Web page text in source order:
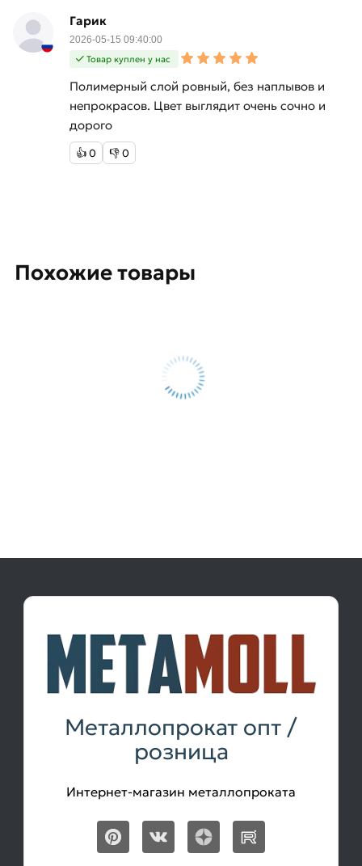
Гарик
2026-05-15 09:40:00
Товар куплен у нас
Полимерный слой ровный, без наплывов и
непрокрасов. Цвет выглядит очень сочно и
дорого
👍0 👎0
Похожие товары
Металлопрокат опт /
розница
Интернет-магазин металлопроката